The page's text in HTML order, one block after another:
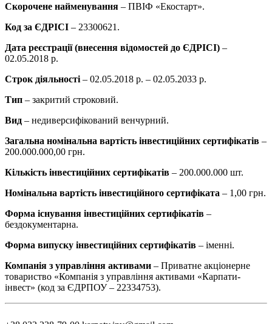
Скорочене найменування – ПВІФ «Екостарт».
Код за ЄДРІСІ – 23300621.
Дата реєстрації (внесення відомостей до ЄДРІСІ) –
02.05.2018 р.
Строк діяльності – 02.05.2018 р. – 02.05.2033 р.
Тип – закритий строковий.
Вид – недиверсифікований венчурний.
Загальна номінальна вартість інвестиційних сертифікатів –
200.000.000,00 грн.
Кількість інвестиційних сертифікатів – 200.000.000 шт.
Номінальна вартість інвестиційного сертифіката – 1,00 грн.
Форма існування інвестиційних сертифікатів –
бездокументарна.
Форма випуску інвестиційних сертифікатів – іменні.
Компанія з управління активами – Приватне акціонерне
товариство «Компанія з управління активами «Карпати-
інвест» (код за ЄДРПОУ – 22334753).